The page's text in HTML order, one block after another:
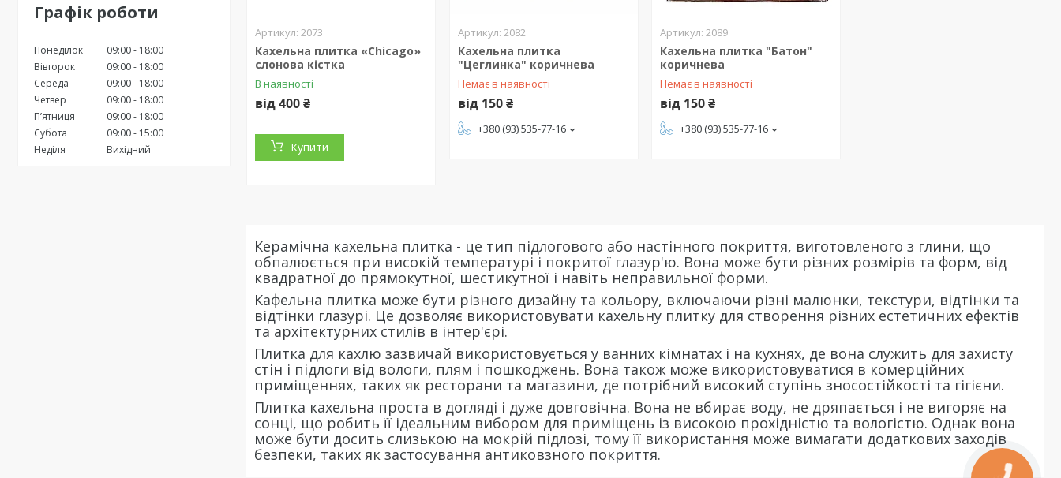
Графік роботи
Понеділок 09:00
18:00
Вівторок
09:00
18:00
Середа
09:00
18:00
Четвер
09:00
18:00
Пʼятниця
09:00
18:00
Субота
09:00
15:00
Неділя
Вихідний
2073
Кахельна плитка «Chicago»
слонова кістка
В наявності
від 400 ₴
Купити
2082
Кахельна плитка
"Цеглинка" коричнева
Немає в наявності
від 150 ₴
+380 (93) 535-77-16
2089
Кахельна плитка "Батон"
коричнева
Немає в наявності
від 150 ₴
+380 (93) 535-77-16
Керамічна кахельна плитка - це тип підлогового або настінного покриття, виготовленого з глини, що
обпалюється при високій температурі і покритої глазур'ю. Вона може бути різних розмірів та форм, від
квадратної до прямокутної, шестикутної і навіть неправильної форми.
Кафельна плитка може бути різного дизайну та кольору, включаючи різні малюнки, текстури, відтінки та
відтінки глазурі. Це дозволяє використовувати кахельну плитку для створення різних естетичних ефектів
та архітектурних стилів в інтер'єрі.
Плитка для кахлю зазвичай використовується у ванних кімнатах і на кухнях, де вона служить для захисту
стін і підлоги від вологи, плям і пошкоджень. Вона також може використовуватися в комерційних
приміщеннях, таких як ресторани та магазини, де потрібний високий ступінь зносостійкості та гігієни.
Плитка кахельна проста в догляді і дуже довговічна. Вона не вбирає воду, не дряпається і не вигоряє на
сонці, що робить її ідеальним вибором для приміщень із високою прохідністю та вологістю. Однак вона
може бути досить слизькою на мокрій підлозі, тому її використання може вимагати додаткових заходів
безпеки, таких як застосування антиковзного покриття.